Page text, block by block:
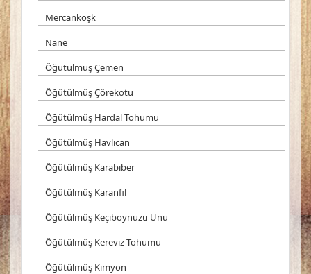
Mercanköşk
Nane
Öğütülmüş Çemen
Öğütülmüş Çörekotu
Öğütülmüş Hardal Tohumu
Öğütülmüş Havlıcan
Öğütülmüş Karabiber
Öğütülmüş Karanfil
Öğütülmüş Keçiboynuzu Unu
Öğütülmüş Kereviz Tohumu
Öğütülmüş Kimyon